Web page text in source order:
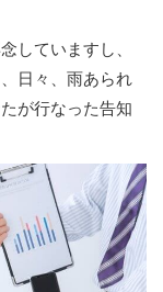
していますし、
日々、雨あられ
が行なった告知